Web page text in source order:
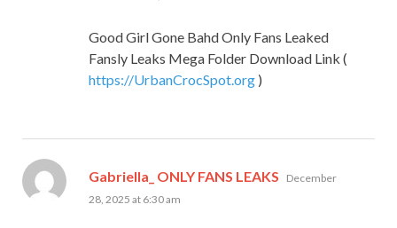
Good Girl Gone Bahd Only Fans Leaked
Fansly Leaks Mega Folder Download Link (
https://UrbanCrocSpot.org )
Gabriella_ ONLY FANS LEAKS says:
December
28, 2025 at 6:30 am